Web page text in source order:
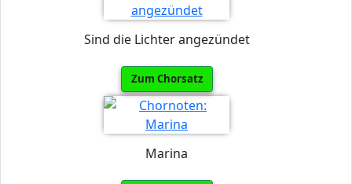
Sind die Lichter angezündet
Zum Chorsatz
Marina